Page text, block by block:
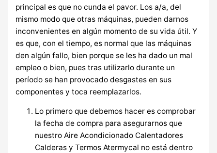
principal es que no cunda el pavor. Los a/a, del
mismo modo que otras máquinas, pueden darnos
inconvenientes en algún momento de su vida útil. Y
es que, con el tiempo, es normal que las máquinas
den algún fallo, bien porque se les ha dado un mal
empleo o bien, pues tras utilizarlo durante un
período se han provocado desgastes en sus
componentes y toca reemplazarlos.
Lo primero que debemos hacer es comprobar
la fecha de compra para asegurarnos que
nuestro Aire Acondicionado Calentadores
Calderas y Termos Atermycal no está dentro